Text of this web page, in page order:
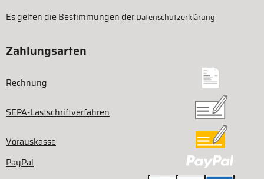
Es gelten die Bestimmungen derDatenschutzerklärung
Zahlungsarten
Rechnung
SEPA-Lastschriftverfahren
Vorauskasse
PayPal